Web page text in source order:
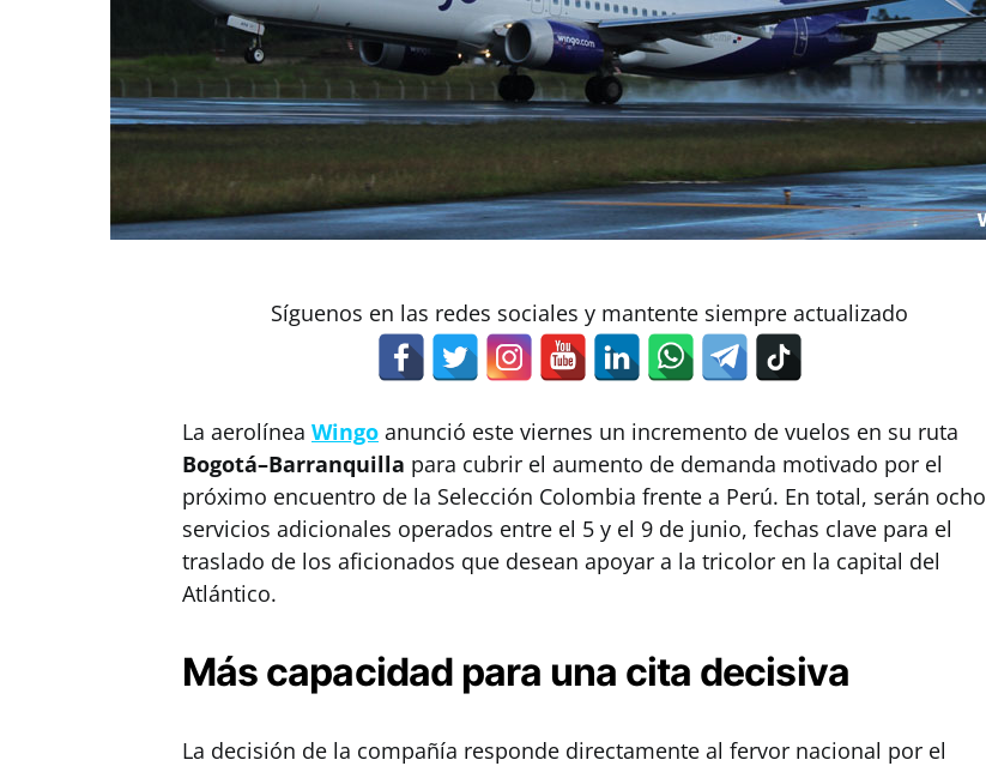
Síguenos en las redes sociales y mantente siempre actualizado
La aerolínea Wingo anunció este viernes un incremento de vuelos en su ruta
Bogotá–Barranquilla para cubrir el aumento de demanda motivado por el
próximo encuentro de la Selección Colombia frente a Perú. En total, serán ocho
servicios adicionales operados entre el 5 y el 9 de junio, fechas clave para el
traslado de los aficionados que desean apoyar a la tricolor en la capital del
Atlántico.
Más capacidad para una cita decisiva
La decisión de la compañía responde directamente al fervor nacional por el